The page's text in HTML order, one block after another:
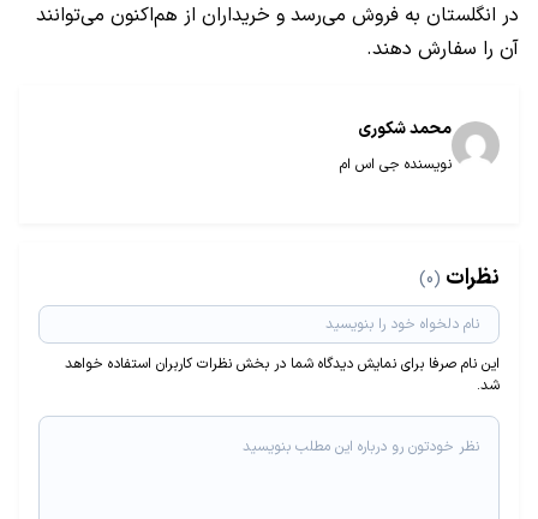
در انگلستان به فروش می‌رسد و خریداران از هم‌اکنون می‌توانند
آن را سفارش دهند.
محمد شکوری
نویسنده جی اس ام
نظرات (0)
این نام صرفا برای نمایش دیدگاه شما در بخش نظرات کاربران استفاده خواهد
شد.